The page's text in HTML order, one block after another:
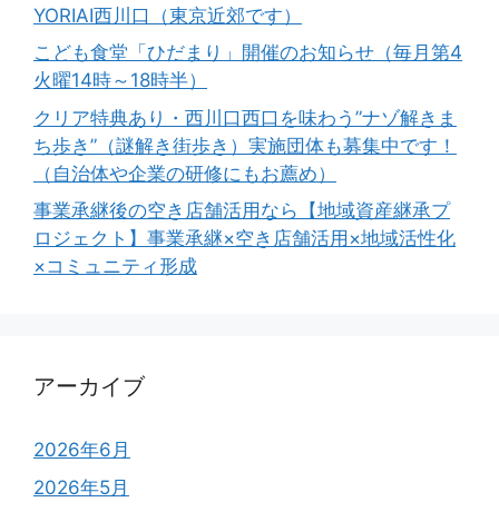
YORIAI西川口（東京近郊です）
こども食堂「ひだまり」開催のお知らせ（毎月第4
火曜14時～18時半）
クリア特典あり・西川口西口を味わう”ナゾ解きま
ち歩き”（謎解き街歩き）実施団体も募集中です！
（自治体や企業の研修にもお薦め）
事業承継後の空き店舗活用なら【地域資産継承プ
ロジェクト】事業承継×空き店舗活用×地域活性化
×コミュニティ形成
アーカイブ
2026年6月
2026年5月